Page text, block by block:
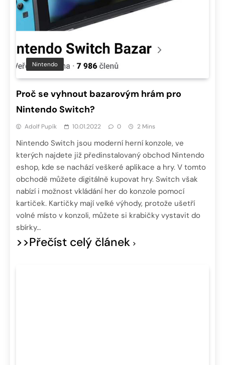
Nintendo
Proč se vyhnout bazarovým hrám pro
Nintendo Switch?
Adolf Pupík 10.01.2022 0 2 Mins
Nintendo Switch jsou moderní herní konzole, ve
kterých najdete již předinstalovaný obchod Nintendo
eshop, kde se nachází veškeré aplikace a hry. V tomto
obchodě můžete digitálně kupovat hry. Switch však
nabízí i možnost vkládání her do konzole pomocí
kartiček. Kartičky mají velké výhody, protože ušetří
volné místo v konzoli, můžete si krabičky vystavit do
sbírky…
>>Přečíst celý článek